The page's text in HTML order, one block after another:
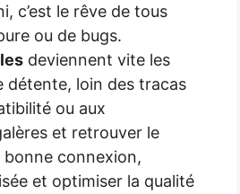
c’est le rêve de tous
ou de bugs.
deviennent vite les
détente, loin des tracas
ou aux
et retrouver le
bonne connexion,
et optimiser la qualité